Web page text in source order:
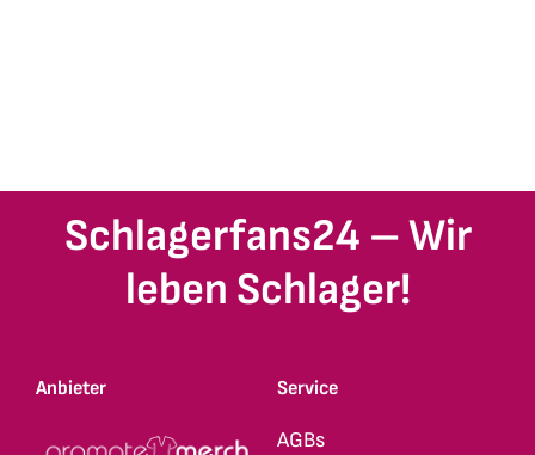
Schlagerfans24 – Wir
leben Schlager!
Anbieter Service
AGBs